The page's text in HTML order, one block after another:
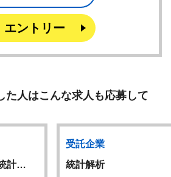
エントリー
た人はこんな求人も応募して
計…
受託企業
統計解析